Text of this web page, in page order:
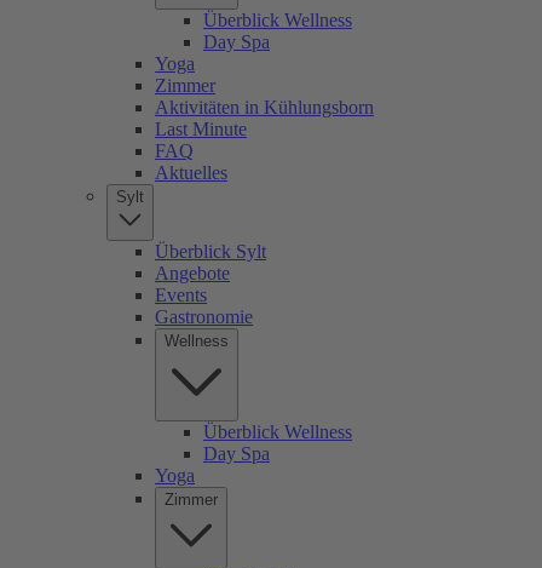
Überblick Wellness
Day Spa
Yoga
Zimmer
Aktivitäten in Kühlungsborn
Last Minute
FAQ
Aktuelles
Sylt
Überblick Sylt
Angebote
Events
Gastronomie
Wellness
Überblick Wellness
Day Spa
Yoga
Zimmer